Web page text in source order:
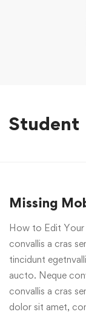
Student
Missing
How to Edit Your
convallis a cras
tincidunt
aucto. Neque
convallis a cras
dolor sit amet,